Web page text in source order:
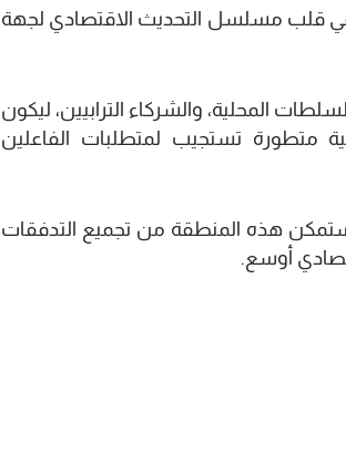
مهيكلا في قلب مسلسل التحديث الاقتصادي لجهة
المحلية، والشركاء الترابيين، ليكون
متطورة تستجيب لمتطلبات الفاعلين
هذه المنطقة من تجميع التدفقات
أوسع.